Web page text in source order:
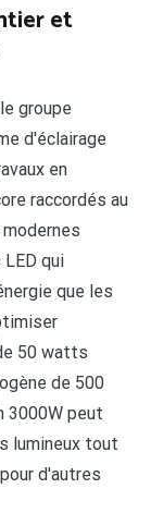
et
groupe
d'éclairage
en
raccordés au
qui
que les
50 watts
de 500
3000W peut
lumineux tout
d'autres